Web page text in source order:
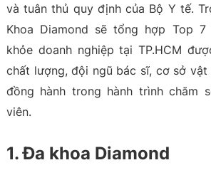
và tuân thủ quy định của Bộ Y tế.
Khoa Diamond sẽ tổng hợp Top
khỏe doanh nghiệp tại TP.HCM
chất lượng, đội ngũ bác sĩ, cơ sở
đồng hành trong hành trình chăm
viên.
1. Đa khoa Diamond